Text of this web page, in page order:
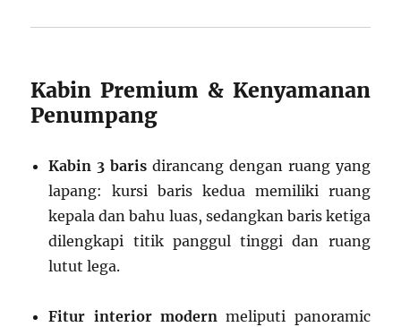
Kabin Premium & Kenyamanan
Penumpang
Kabin 3 baris dirancang dengan ruang yang
lapang: kursi baris kedua memiliki ruang
kepala dan bahu luas, sedangkan baris ketiga
dilengkapi titik panggul tinggi dan ruang
lutut lega.
Fitur interior modern meliputi panoramic